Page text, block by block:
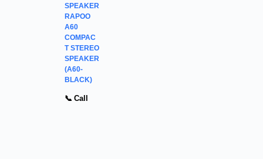
SPEAKER
RAPOO
A60
COMPAC
T STEREO
SPEAKER
(A60-
BLACK)
📞 Call